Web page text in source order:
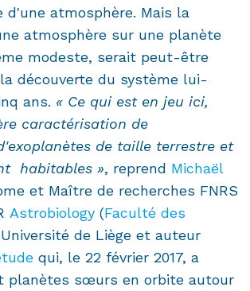
d'une atmosphère. Mais la
atmosphère sur une planète
modeste, serait peut-être
découverte du système lui-
ans. « Ce qui est en jeu ici,
caractérisation de
de taille terrestre et
habitables », reprend Michaël
et Maître de recherches FNRS
Astrobiology (Faculté des
de Liège et auteur
qui, le 22 février 2017, a
planètes sœurs en orbite autour